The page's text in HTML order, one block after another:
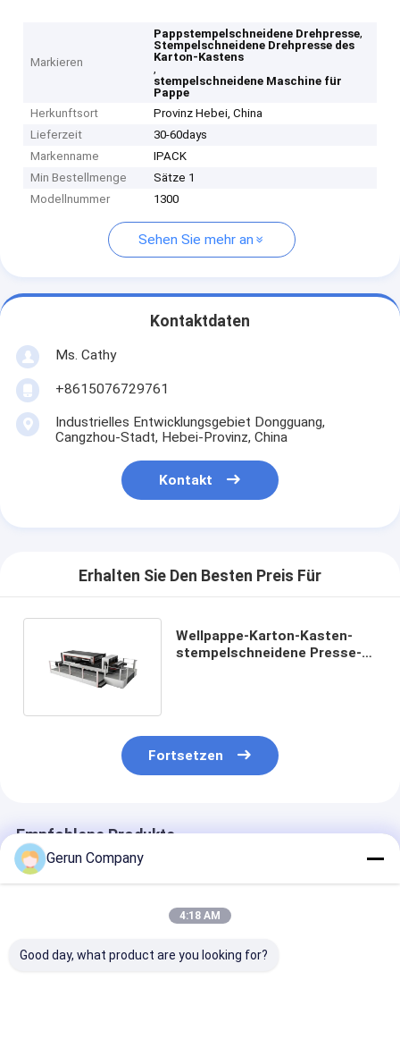
Markieren
Pappstempelschneidene Drehpresse,
Stempelschneidene Drehpresse des
Karton-Kastens
,
stempelschneidene Maschine für
Pappe
Herkunftsort
Provinz Hebei, China
Lieferzeit
30-60days
Markenname
IPACK
Min Bestellmenge
Sätze 1
Modellnummer
1300
Sehen Sie mehr an
Kontaktdaten
Ms. Cathy
+8615076729761
Industrielles Entwicklungsgebiet Dongguang,
Cangzhou-Stadt, Hebei-Provinz, China
Kontakt
Erhalten Sie Den Besten Preis Für
Wellpappe-Karton-Kasten-
stempelschneidene Presse-
Fortsetzen
Empfohlene Produkte
Gerun Company
4:18 AM
Good day, what product are you looking for?